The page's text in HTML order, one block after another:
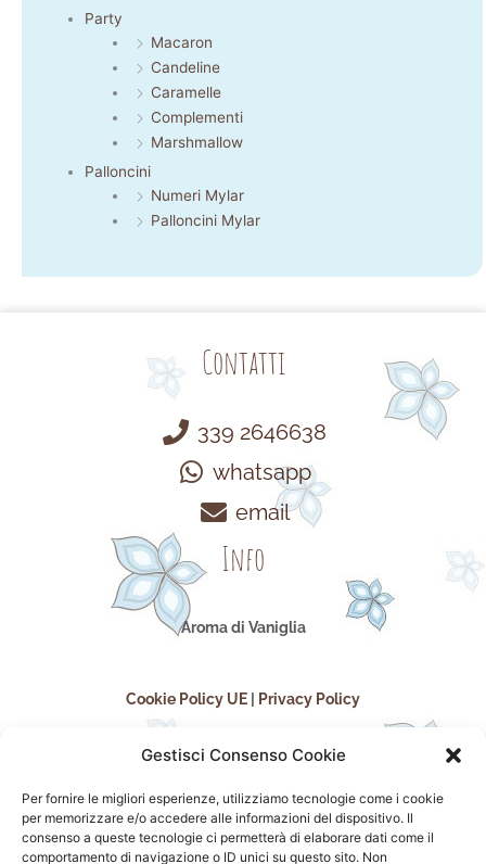
Gestisci Consenso Cookie
Per fornire le migliori esperienze, utilizziamo tecnologie come i cookie
per memorizzare e/o accedere alle informazioni del dispositivo. Il
consenso a queste tecnologie ci permetterà di elaborare dati come il
comportamento di navigazione o ID unici su questo sito. Non
Party
Macaron
Candeline
Caramelle
Complementi
Marshmallow
Palloncini
Numeri Mylar
Palloncini Mylar
Contatti
339 2646638
whatsapp
email
Info
Aroma di Vaniglia
Cookie Policy UE Privacy Policy